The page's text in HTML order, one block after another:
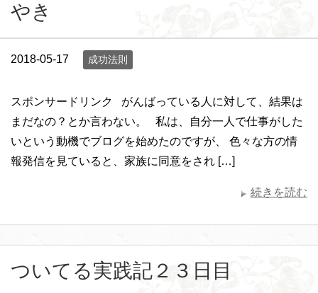
やき
2018-05-17 成功法則
スポンサードリンク がんばっている人に対して、結果は
まだなの？とか言わない。 私は、自分一人で仕事がした
いという動機でブログを始めたのですが、 色々な方の情
報発信を見ていると、家族に同意をされ […]
続きを読む
ついてる実践記２３日目